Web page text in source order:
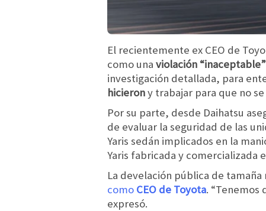
El recientemente ex CEO de
como una violación
investigación detallada, para
hicierony trabajar para que no
Por su parte, desde Daihatsu
de evaluar la seguridad de las
Yaris sedán implicados en la
Yaris fabricada y comercializada
La develación pública de
como CEO de Toyota. “Tenemos
expresó.